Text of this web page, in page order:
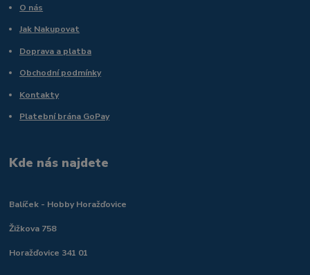
O nás
Jak Nakupovat
Doprava a platba
Obchodní podmínky
Kontakty
Platební brána GoPay
Kde nás najdete
Balíček - Hobby Horažďovice
Žižkova 758
Horažďovice 341 01